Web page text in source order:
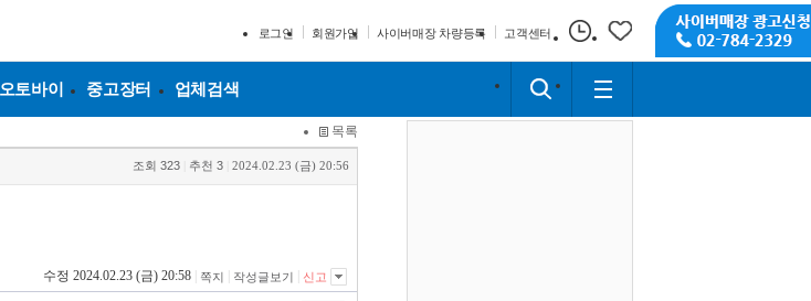
로그인 회원가입 사이버매장 차량등록 고객센터
오토바이 중고장터 업체검색
목록
조회 323 추천 3 2024.02.23 (금) 20:56
수정 2024.02.23 (금) 20:58 쪽지 작성글보기 신고